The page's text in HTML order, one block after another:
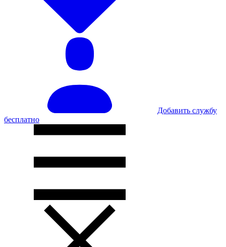
Добавить службу
бесплатно